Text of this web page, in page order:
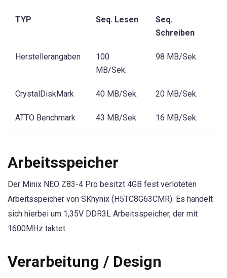
TYP Seq. Lesen
Seq.
Schreiben
Herstellerangaben
100
MB/Sek.
98 MB/Sek.
CrystalDiskMark 40 MB/Sek. 20 MB/Sek.
ATTO Benchmark 43 MB/Sek. 16 MB/Sek.
Arbeitsspeicher
Der Minix NEO Z83-4 Pro besitzt 4GB fest verlöteten
Arbeitsspeicher von SKhynix (H5TC8G63CMR). Es handelt
sich hierbei um 1,35V DDR3L Arbeitsspeicher, der mit
1600MHz taktet.
Verarbeitung / Design